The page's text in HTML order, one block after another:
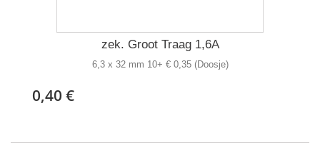
zek. Groot Traag 1,6A
6,3 x 32 mm 10+ € 0,35 (Doosje)
0,40 €